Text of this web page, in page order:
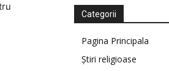
Categorii
Pagina Principala
Știri religioase